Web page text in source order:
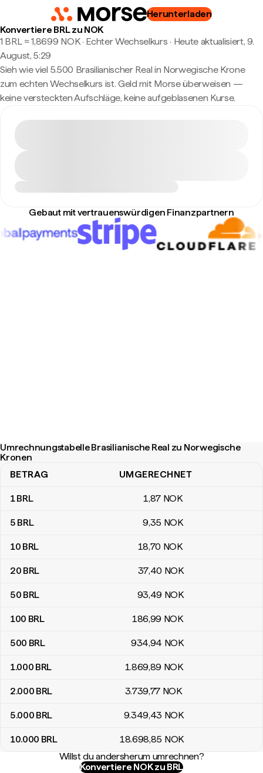
Herunterladen
Konvertiere BRL zu NOK
1 BRL ≈ 1,8699 NOK · Echter Wechselkurs · Heute aktualisiert, 9.
August, 5:29
Sieh wie viel 5.500 Brasilianischer Real in Norwegische Krone
zum echten Wechselkurs ist. Geld mit Morse überweisen —
keine versteckten Aufschläge, keine aufgeblasenen Kurse.
Gebaut mit vertrauenswürdigen Finanzpartnern
Umrechnungstabelle Brasilianische Real zu Norwegische
Kronen
Umrechnungstabelle Brasilianische Real zu Norwegische Kronen
BETRAG UMGERECHNET
1BRL 1,87 NOK
5 BRL 9,35 NOK
10 BRL 18,70 NOK
20 BRL 37,40 NOK
50 BRL 93,49 NOK
100 BRL 186,99 NOK
500 BRL 934,94 NOK
1.000 BRL 1.869,89 NOK
2.000 BRL 3.739,77 NOK
5.000 BRL 9.349,43 NOK
10.000 BRL 18.698,85 NOK
Willst du andersherum umrechnen?
Konvertiere NOK zu BRL